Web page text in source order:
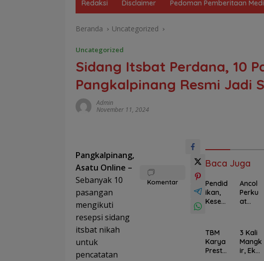
Redaksi Disclaimer Pedoman Pemberitaan
Beranda Uncategorized
Uncategorized
Sidang Itsbat Perdana, 10
Pangkalpinang Resmi Jadi
Admin
November 11, 2024
Pangkalpinang,
Asatu Online –
Sebanyak 10
pasangan
mengikuti
resepsi sidang
itsbat nikah
untuk
pencatatan
Komentar
Baca Juga
Pendid
ikan,
Keseh
a
UMKM,
Progr
am PT
Ancol
Perku
at
Wisat
a
Bahari
,
TBM
Karya
Presta
3 Kali
Mangk
ir, Eks